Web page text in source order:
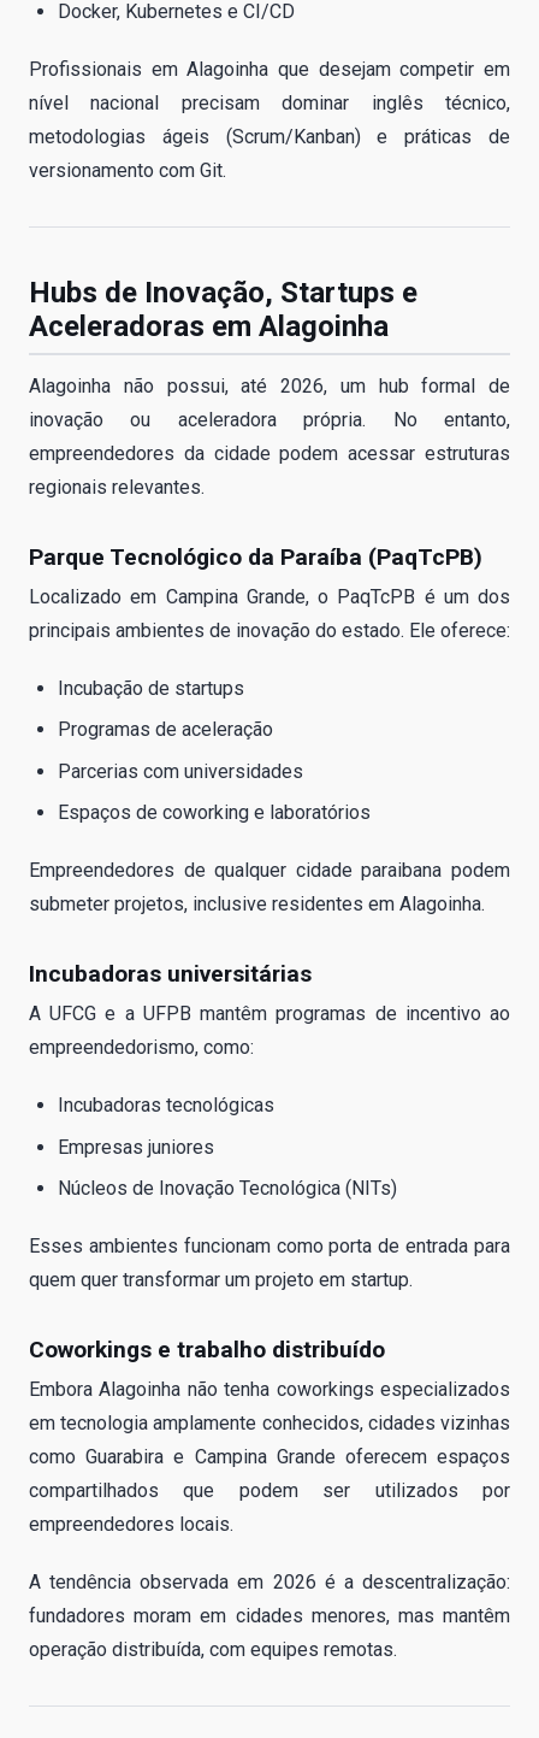
Docker, Kubernetes e CI/CD
Profissionais em Alagoinha que desejam competir em
nível nacional precisam dominar inglês técnico,
metodologias ágeis (Scrum/Kanban) e práticas de
versionamento com Git.
Hubs de Inovação, Startups e
Aceleradoras em Alagoinha
Alagoinha não possui, até 2026, um hub formal de
inovação ou aceleradora própria. No entanto,
empreendedores da cidade podem acessar estruturas
regionais relevantes.
Parque Tecnológico da Paraíba (PaqTcPB)
Localizado em Campina Grande, o PaqTcPB é um dos
principais ambientes de inovação do estado. Ele oferece:
Incubação de startups
Programas de aceleração
Parcerias com universidades
Espaços de coworking e laboratórios
Empreendedores de qualquer cidade paraibana podem
submeter projetos, inclusive residentes em Alagoinha.
Incubadoras universitárias
A UFCG e a UFPB mantêm programas de incentivo ao
empreendedorismo, como:
Incubadoras tecnológicas
Empresas juniores
Núcleos de Inovação Tecnológica (NITs)
Esses ambientes funcionam como porta de entrada para
quem quer transformar um projeto em startup.
Coworkings e trabalho distribuído
Embora Alagoinha não tenha coworkings especializados
em tecnologia amplamente conhecidos, cidades vizinhas
como Guarabira e Campina Grande oferecem espaços
compartilhados que podem ser utilizados por
empreendedores locais.
A tendência observada em 2026 é a descentralização:
fundadores moram em cidades menores, mas mantêm
operação distribuída, com equipes remotas.